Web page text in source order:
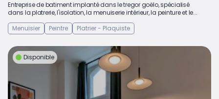
Entreprise de batiment implanté dans le tregor goëlo, spécialisé
dans la platrerie, l'isolation, la menuiserie intérieur, la peinture et le...
Menuisier
Peintre Platrier - Plaquiste
Disponible